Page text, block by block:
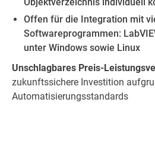
Offen für die Integration mit
Softwareprogrammen:
unter Windows sowie Linux
Unschlagbares Preis-
zukunftssichere Investition
Automatisierungsstandards